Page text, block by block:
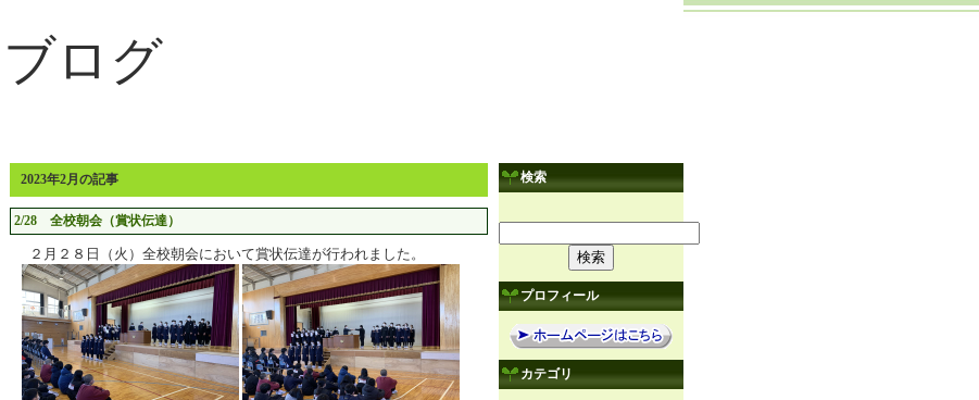
ログ
検索
プロフィール
カテゴリ
2023年2月の記事
2/28 全校朝会（賞状伝達）
２月２８日（火）全校朝会において賞状伝達が行われました。